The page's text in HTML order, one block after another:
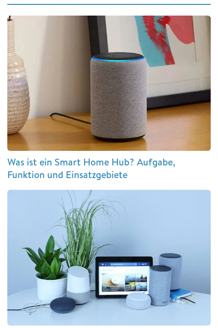
Was ist ein Smart Home Hub? Aufgabe,
Funktion und Einsatzgebiete